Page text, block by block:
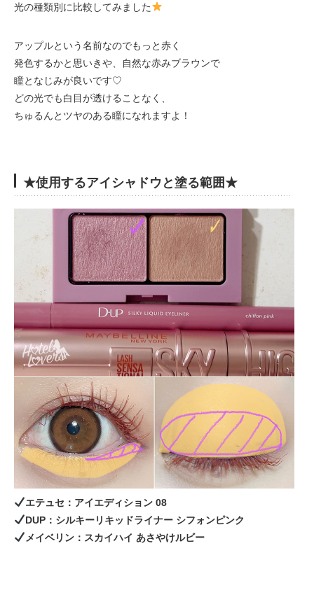
光の種類別に比較してみました
アップルという名前なのでもっと赤く
発色するかと思いきや、自然な赤みブラウンで
瞳となじみが良いです♡
どの光でも白目が透けることなく、
ちゅるんとツヤのある瞳になれますよ！
★使用するアイシャドウと塗る範囲★
エテュセ：アイエディション 08
DUP：シルキーリキッドライナー シフォンピンク
メイベリン：スカイハイ あさやけルビー